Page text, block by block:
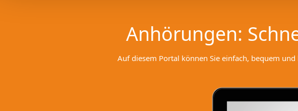
Anhörungen:
Auf diesem Portal können Sie einfach, bequem